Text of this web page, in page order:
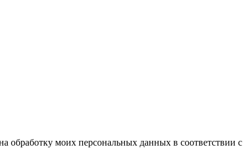
обработку моих персональных данных в соответствии с